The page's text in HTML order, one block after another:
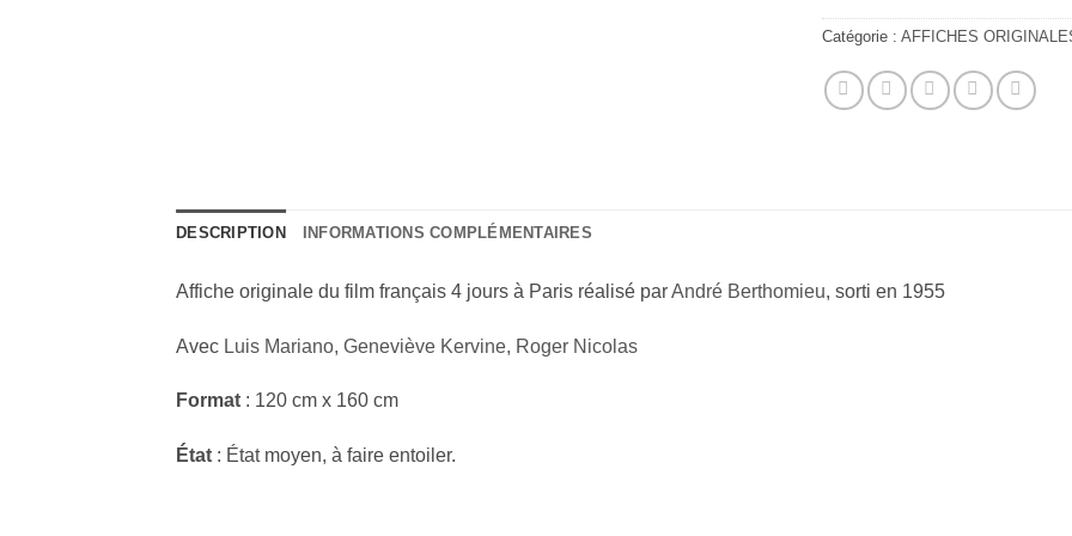
Catégorie : AFFICHES
DESCRIPTION INFORMATIONS COMPLÉMENTAIRES
Affiche originale du film français 4 jours à Paris réalisé parAndré Berthomieu, sorti en 1955
Avec Luis Mariano, Geneviève Kervine, Roger Nicolas
Format : 120 cm x 160 cm
État : État moyen, à faire entoiler.